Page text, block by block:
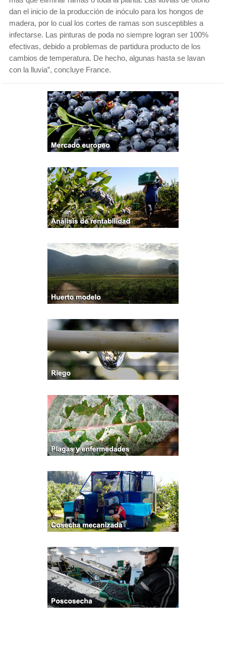
dan el inicio de la producción de inóculo para los hongos de
madera, por lo cual los cortes de ramas son susceptibles a
infectarse. Las pinturas de poda no siempre logran ser 100%
efectivas, debido a problemas de partidura producto de los
cambios de temperatura. De hecho, algunas hasta se lavan
con la lluvia”, concluye France.